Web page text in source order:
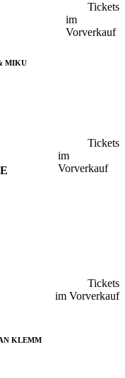
Tickets
MIKU
im
Vorverkauf
Tickets
im
Vorverkauf
Tickets
KLEMM
im Vorverkauf